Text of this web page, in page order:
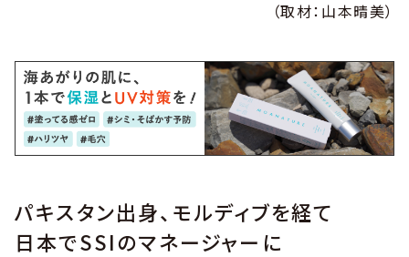
（取材：山本晴美）
パキスタン出身、モルディブを経て
日本でSSIのマネージャーに